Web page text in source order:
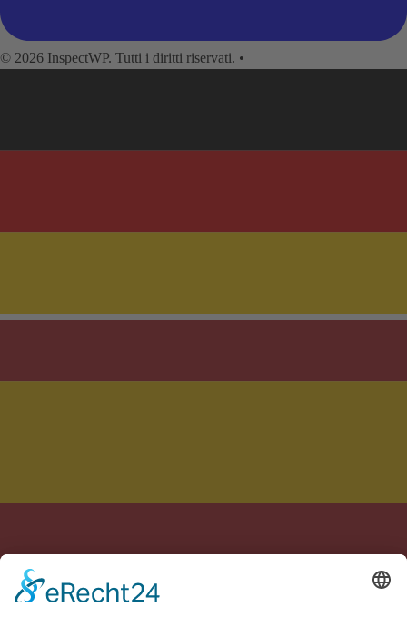
© 2026 InspectWP. Tutti i diritti riservati. •
Realizzato con cura in Germania e Spagna
Note legali Informativa sulla privacy